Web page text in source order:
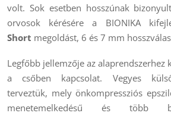
volt. Sok esetben hosszúnak
orvosok kérésére a BIONIKA
Short megoldást, 6 és 7 mm
Legfőbb jellemzője az alaprendszerhez
a csőben kapcsolat. Vegyes
terveztük, mely önkompressziós
menetemelkedésű és több